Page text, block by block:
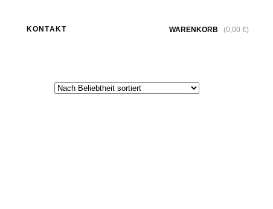
KONTAKT WARENKORB (0,00 €)